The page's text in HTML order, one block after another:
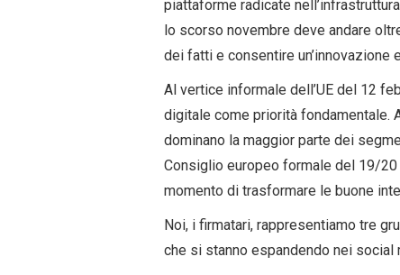
piattaforme radicate
lo scorso novembre deve andare
dei fatti e consentire
Al vertice informale dell’UE del 12
digitale come priorità fondamentale.
dominano la maggior parte dei
Consiglio europeo formale del 19/
momento di trasformare le buone
Noi, i firmatari, rappresentiamo tre
che si stanno espandendo nei